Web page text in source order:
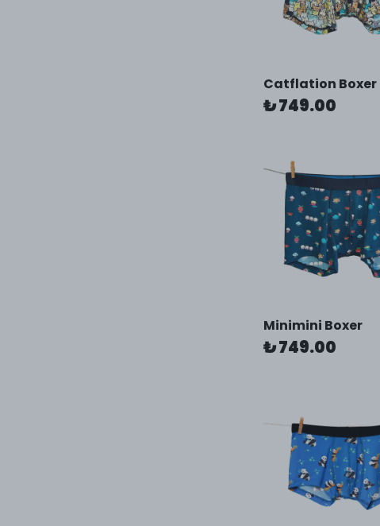
Catflation Boxer
₺ 749.00
Minimini Boxer
₺ 749.00